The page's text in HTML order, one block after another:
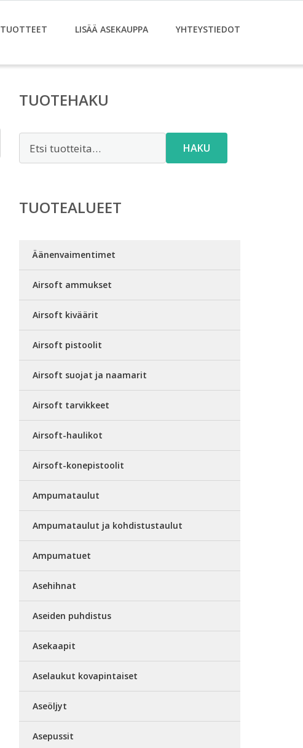
TUOTTEET LISÄÄ ASEKAUPPA YHTEYSTIEDOT
TUOTEHAKU
HAKU
TUOTEALUEET
Äänenvaimentimet
Airsoft ammukset
Airsoft kiväärit
Airsoft pistoolit
Airsoft suojat ja naamarit
Airsoft tarvikkeet
Airsoft-haulikot
Airsoft-konepistoolit
Ampumataulut
Ampumataulut ja kohdistustaulut
Ampumatuet
Asehihnat
Aseiden puhdistus
Asekaapit
Aselaukut kovapintaiset
Aseöljyt
Asepussit